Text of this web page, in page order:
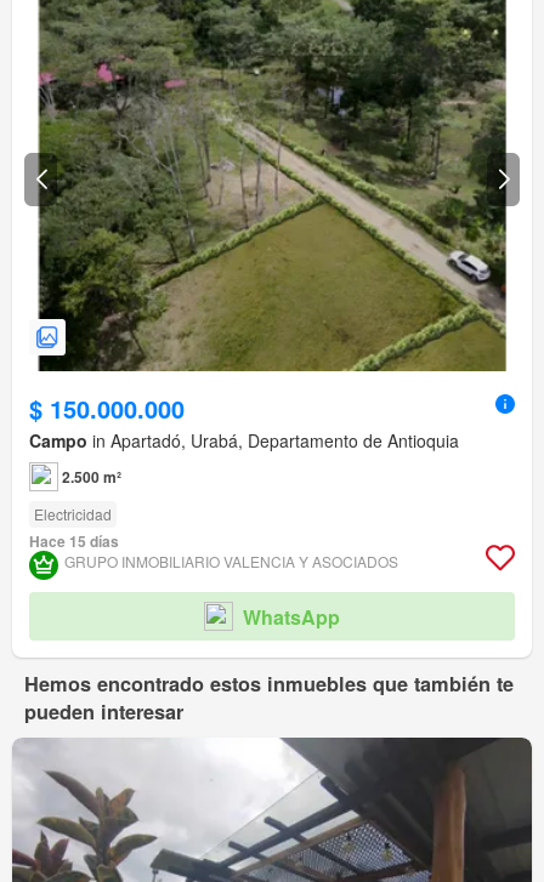
$ 150.000.000
Campo in Apartadó, Urabá, Departamento de Antioquia
2.500 m²
Electricidad
Hace 15 días
GRUPO INMOBILIARIO VALENCIA Y ASOCIADOS
WhatsApp
Hemos encontrado estos inmuebles que también te
pueden interesar